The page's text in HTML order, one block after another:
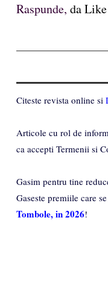
Raspunde, da
Citeste revista online si
Articole cu rol de
ca accepti Termenii si
Gasim pentru tine
Gaseste premiile care
Tombole, in 2026!